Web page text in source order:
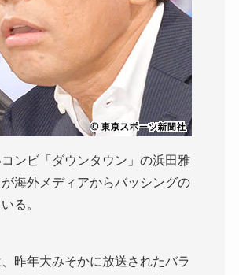
コンビ「ダウンタウン」の浜田雅
海外メディアからバッシングの
る。
昨年大みそかに放送されたバラ